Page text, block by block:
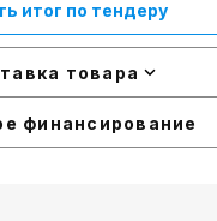
итог по тендеру
товара
финансирование